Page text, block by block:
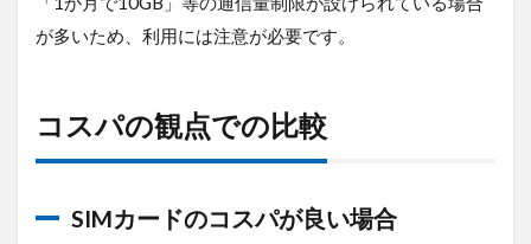
が多いため、利用には注意が必要です。
コスパの観点での比較
SIMカードのコスパが良い場合